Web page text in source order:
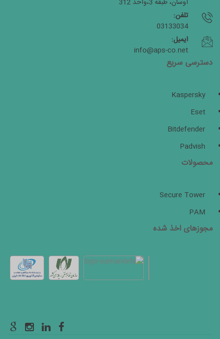
اوسان، طبقه 3،واحد 312
تلفن:
03133034
ایمیل:
info@aps-co.net
دسترسی سریع
Kaspersky
Eset
Bitdefender
Padvish
محصولات
Secure Tower
PAM
مجوزهای اخذ شده